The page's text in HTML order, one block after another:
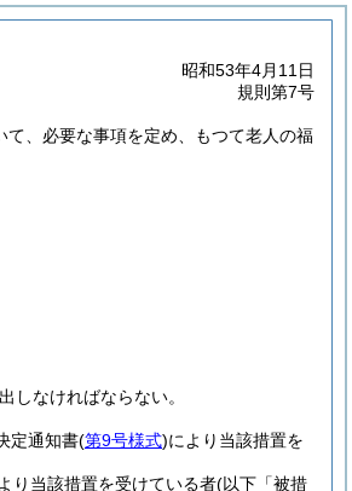
昭和53年4月11日
規則第7号
、必要な事項を定め、もつて老人の福
しなければならない。
定通知書(第9号様式)により当該措置を
り当該措置を受けている者(以下「被措